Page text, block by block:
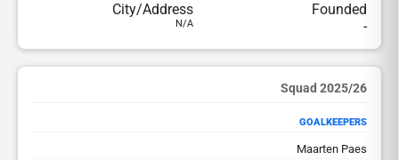
Founded
-
City/Address
N/A
2025/26 Squad
GOALKEEPERS
Maarten Paes